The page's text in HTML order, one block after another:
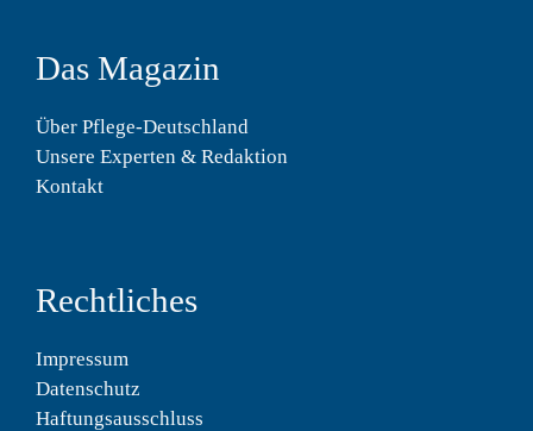
Das Magazin
Über Pflege-Deutschland
Unsere Experten & Redaktion
Kontakt
Rechtliches
Impressum
Datenschutz
Haftungsausschluss